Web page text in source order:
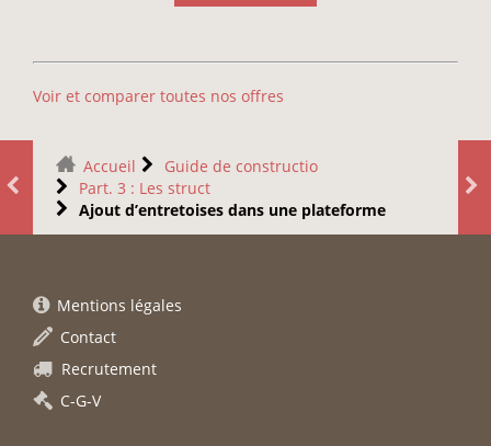
Voir et comparer toutes nos offres
Accueil
Guide de constructio
Part. 3 : Les struct
Ajout d’entretoises dans une plateforme
Mentions légales
Contact
Recrutement
C-G-V